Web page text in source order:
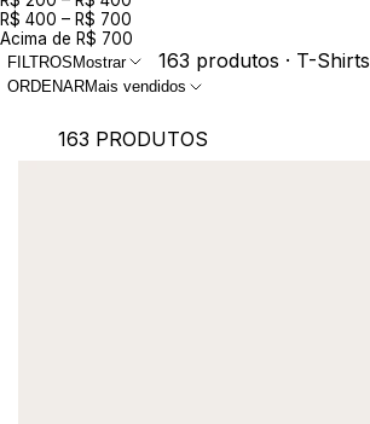
R$ 400 – R$ 700
Acima de R$ 700
FILTROS Mostrar 163 produtos · T-Shirts
ORDENARMais vendidos
163 PRODUTOS